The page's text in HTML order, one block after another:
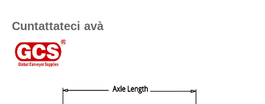
Cuntattateci avà